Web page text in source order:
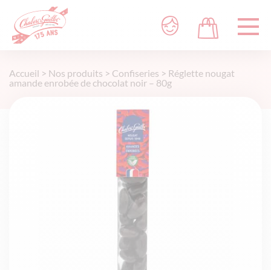
Accueil > Nos produits > Confiseries > Réglette nougat
amande enrobée de chocolat noir – 80g